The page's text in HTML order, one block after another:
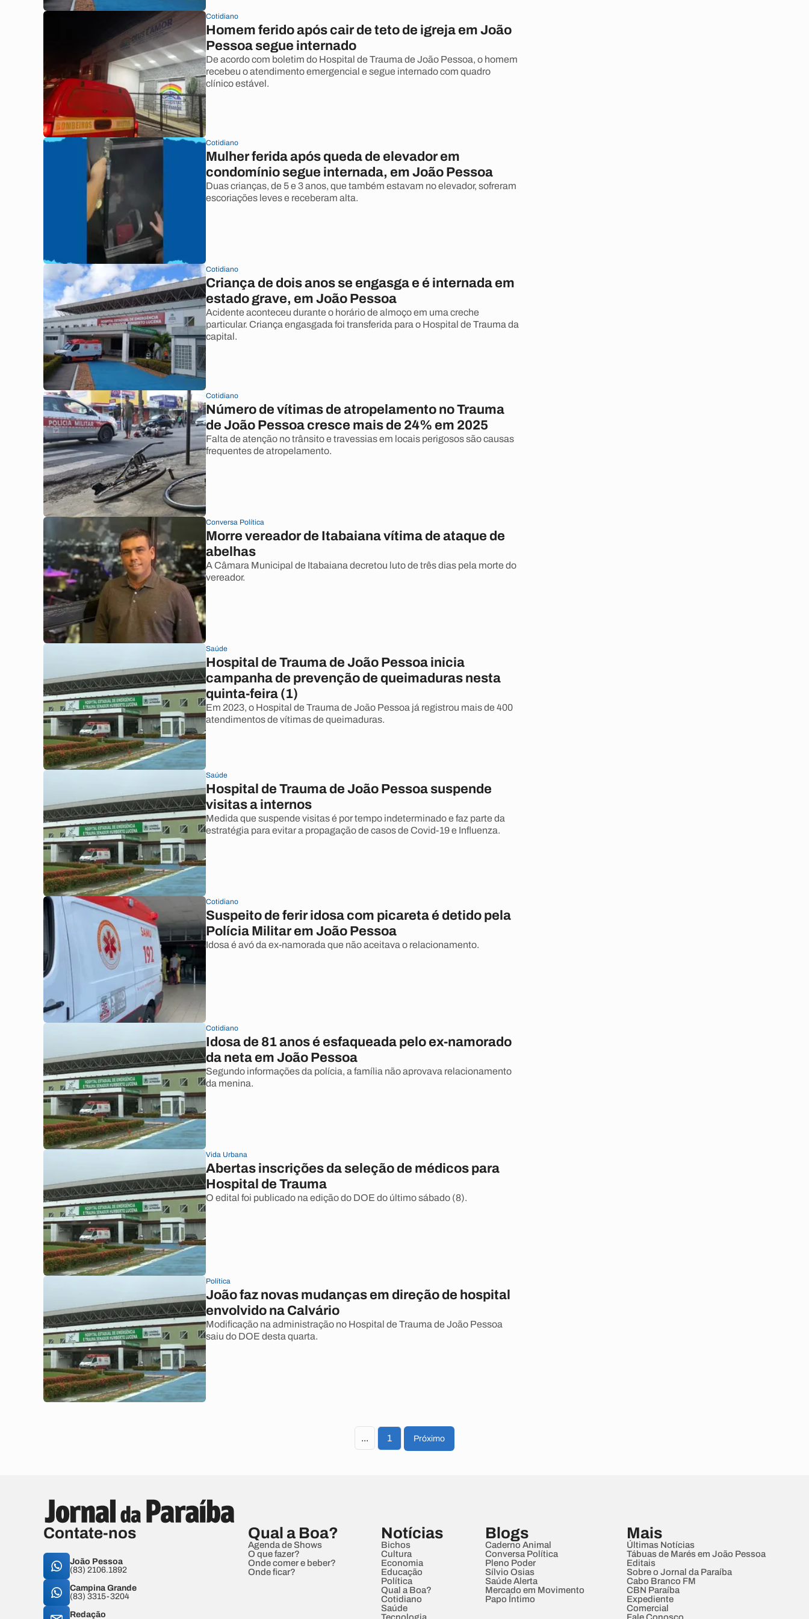
Cotidiano
Homem ferido após cair de teto de igreja em João
Pessoa segue internado
De acordo com boletim do Hospital de Trauma de João Pessoa, o homem
recebeu o atendimento emergencial e segue internado com quadro
clínico estável.
Cotidiano
Mulher ferida após queda de elevador em
condomínio segue internada, em João Pessoa
Duas crianças, de 5 e 3 anos, que também estavam no elevador, sofreram
escoriações leves e receberam alta.
Cotidiano
Criança de dois anos se engasga e é internada em
estado grave, em João Pessoa
Acidente aconteceu durante o horário de almoço em uma creche
particular. Criança engasgada foi transferida para o Hospital de Trauma da
capital.
Cotidiano
Número de vítimas de atropelamento no Trauma
de João Pessoa cresce mais de 24% em 2025
Falta de atenção no trânsito e travessias em locais perigosos são causas
frequentes de atropelamento.
Conversa Política
Morre vereador de Itabaiana vítima de ataque de
abelhas
A Câmara Municipal de Itabaiana decretou luto de três dias pela morte do
vereador.
Saúde
Hospital de Trauma de João Pessoa inicia
campanha de prevenção de queimaduras nesta
quinta-feira (1)
Em 2023, o Hospital de Trauma de João Pessoa já registrou mais de 400
atendimentos de vítimas de queimaduras.
Saúde
Hospital de Trauma de João Pessoa suspende
visitas a internos
Medida que suspende visitas é por tempo indeterminado e faz parte da
estratégia para evitar a propagação de casos de Covid-19 e Influenza.
Cotidiano
Suspeito de ferir idosa com picareta é detido pela
Polícia Militar em João Pessoa
Idosa é avó da ex-namorada que não aceitava o relacionamento.
Cotidiano
Idosa de 81 anos é esfaqueada pelo ex-namorado
da neta em João Pessoa
Segundo informações da polícia, a família não aprovava relacionamento
da menina.
Vida Urbana
Abertas inscrições da seleção de médicos para
Hospital de Trauma
O edital foi publicado na edição do DOE do último sábado (8).
Política
João faz novas mudanças em direção de hospital
envolvido na Calvário
Modificação na administração no Hospital de Trauma de João Pessoa
saiu do DOE desta quarta.
... 1 Próximo
Contate-nos
João Pessoa
(83) 2106.1892
Campina Grande
(83) 3315-3204
Redação
Qual a Boa?
Agenda de Shows
O que fazer?
Onde comer e beber?
Onde ficar?
Notícias
Bichos
Cultura
Economia
Educação
Política
Qual a Boa?
Cotidiano
Saúde
Blogs
Caderno Animal
Conversa Política
Pleno Poder
Sílvio Osias
Saúde Alerta
Mercado em Movimento
Papo Íntimo
Mais
Últimas Notícias
Tábuas de Marés em João Pessoa
Editais
Sobre o Jornal da Paraíba
Cabo Branco FM
CBN Paraíba
Expediente
Comercial